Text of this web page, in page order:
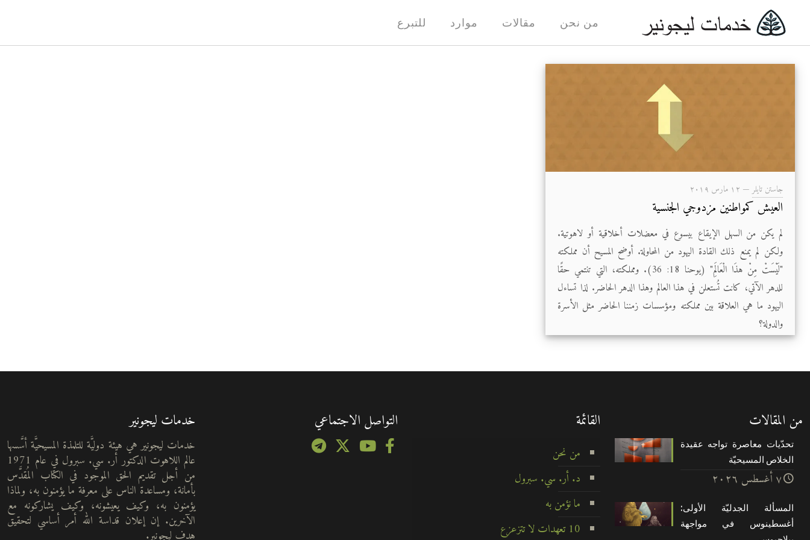
من نحن مقالات موارد للتبرع
جاستن تايلر — ۱۲ مارس ۲۰۱۹
العيش كمواطنين مزدوجي الجنسية
لم يكن من السهل الإيقاع بيسوع في معضلات أخلاقية أو لاهوتية.
ولكن لم يمنع ذلك القادة اليهود من المحاولة. أوضح المسيح أن مملكته
"لَيْسَتْ مِنْ هذَا الْعَالَمِ" (يوحنا 18: 36). ومملكته، التي تنتمي حقًا
للدهر الآتي، كانت تُستعلن في هذا العالم وهذا الدهر الحاضر. لذا تساءل
اليهود ما هي العلاقة بين مملكته ومؤسسات زمننا الحاضر مثل الأسرة
والدولة؟
من المقالات
تحدّيات معاصرة تواجه عقيدة
الخلاص المسيحيّة
۷ أغسطس ۲۰۲٦
المسألة الجدليّة الأولى:
أغسطينوس في مواجهة
القائمة
من نحن
د. أر. سي. سبرول
ما نؤمن به
10 تعهدات لا تتزعزع
التواصل الاجتماعي خدمات ليجونير
خدمات ليجونير هي هيئة دوليَّة للتلمذة المسيحيَّة أسَّسها
عالم اللاهوت الدكتور أر. سي. سبرول في عام 1971
من أجل تقديم الحق الموجود في الكتاب المُقدَّس
بأمانة، ومساعدة الناس على معرفة ما يؤمنون به، ولماذا
يؤمنون به، وكيف يعيشونه، وكيف يشاركونه مع
الآخرين. إن إعلان قداسة الله أمر أساسي لتحقيق
هدف ليجونير.